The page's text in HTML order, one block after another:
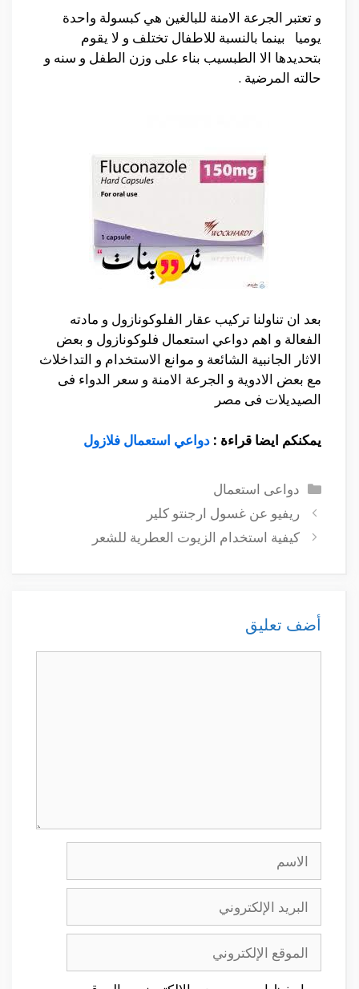
و تعتبر الجرعة الامنة للبالغين هي كبسولة واحدة
يوميا بينما بالنسبة للاطفال تختلف و لا يقوم
بتحديدها الا الطبسيب بناء على وزن الطفل و سنه و
حالته المرضية .
بعد ان تناولنا تركيب عقار الفلوكونازول و مادته
الفعالة و اهم دواعي استعمال فلوكونازول و بعض
الاثار الجانبية الشائعة و موانع الاستخدام و التداخلاث
مع بعض الادوية و الجرعة الامنة و سعر الدواء فى
الصيديلات فى مصر
يمكنكم ايضا قراءة : دواعي استعمال فلازول
التصنيفات
دواعى استعمال
ريفيو عن غسول ارجنتو كلير
كيفية استخدام الزيوت العطرية للشعر
أضف تعليق
الإلكتروني
الإلكتروني